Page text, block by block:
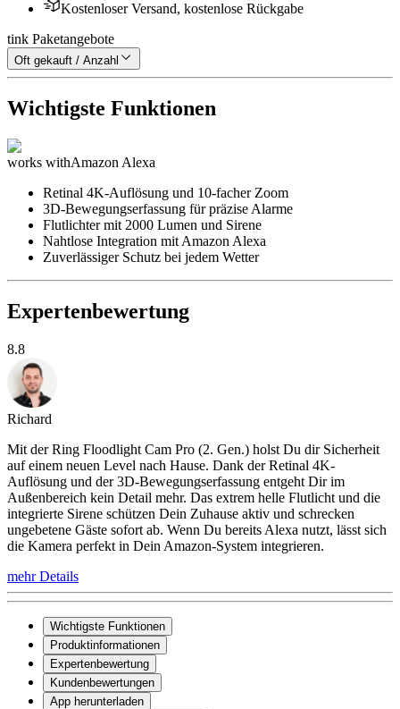
Kostenloser Versand, kostenlose Rückgabe
tink Paketangebote
Oft gekauft / Anzahl
Wichtigste Funktionen
works withAmazon Alexa
Retinal 4K-Auflösung und 10-facher Zoom
3D-Bewegungserfassung für präzise Alarme
Flutlichter mit 2000 Lumen und Sirene
Nahtlose Integration mit Amazon Alexa
Zuverlässiger Schutz bei jedem Wetter
Expertenbewertung
8.8
Richard
Mit der Ring Floodlight Cam Pro (2. Gen.) holst Du dir Sicherheit
auf einem neuen Level nach Hause. Dank der Retinal 4K-
Auflösung und der 3D-Bewegungserfassung entgeht Dir im
Außenbereich kein Detail mehr. Das extrem helle Flutlicht und die
integrierte Sirene schützen Dein Zuhause aktiv und schrecken
ungebetene Gäste sofort ab. Wenn Du bereits Alexa nutzt, lässt sich
die Kamera perfekt in Dein Amazon-System integrieren.
mehr Details
Wichtigste Funktionen
Produktinformationen
Expertenbewertung
Kundenbewertungen
App herunterladen